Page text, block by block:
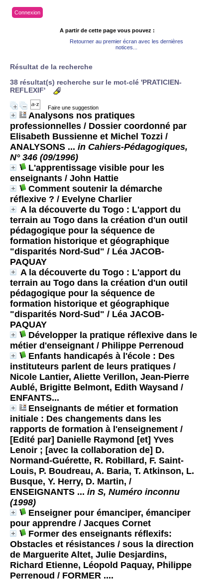
Connexion
A partir de cette page vous pouvez :
Retourner au premier écran avec les dernières
notices...
Résultat de la recherche
38 résultat(s) recherche sur le mot-clé 'PRATICIEN-
REFLEXIF'
Faire une suggestion
Analysons nos pratiques
professionnelles / Dossier coordonné par
Elisabeth Bussienne et Michel Tozzi /
ANALYSONS ... in Cahiers-Pédagogiques,
N° 346 (09/1996)
L'apprentissage visible pour les
enseignants / John Hattie
Comment soutenir la démarche
réflexive ? / Evelyne Charlier
A la découverte du Togo : L'apport du
terrain au Togo dans la création d'un outil
pédagogique pour la séquence de
formation historique et géographique
"disparités Nord-Sud" / Léa JACOB-
PAQUAY
A la découverte du Togo : L'apport du
terrain au Togo dans la création d'un outil
pédagogique pour la séquence de
formation historique et géographique
"disparités Nord-Sud" / Léa JACOB-
PAQUAY
Développer la pratique réflexive dans le
métier d'enseignant / Philippe Perrenoud
Enfants handicapés à l'école : Des
instituteurs parlent de leurs pratiques /
Nicole Lantier, Aliette Verillon, Jean-Pierre
Aublé, Brigitte Belmont, Edith Waysand /
ENFANTS...
Enseignants de métier et formation
initiale : Des changements dans les
rapports de formation à l'enseignement /
[Edité par] Danielle Raymond [et] Yves
Lenoir ; [avec la collaboration de] D.
Normand-Guérette, R. Robillard, F. Saint-
Louis, P. Boudreau, A. Baria, T. Atkinson, L.
Busque, Y. Herry, D. Martin, /
ENSEIGNANTS ... in S, Numéro inconnu
(1998)
Enseigner pour émanciper, émanciper
pour apprendre / Jacques Cornet
Former des enseignants réflexifs:
Obstacles et résistances / sous la direction
de Marguerite Altet, Julie Desjardins,
Richard Etienne, Léopold Paquay, Philippe
Perrenoud / FORMER ....